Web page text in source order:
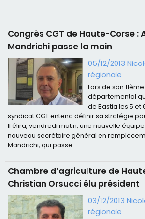
Congrès CGT de Haute-Corse :
Mandrichi passe la main
05/12/2013
régionale
Lors de son
départemental
de Bastia les 5 et
syndicat CGT entend définir sa stratégie
Il élira, vendredi matin, une nouvelle
nouveau secrétaire général en
Mandrichi, qui passe...
Chambre d’agriculture de
Christian Orsucci élu président
03/12/2013
régionale